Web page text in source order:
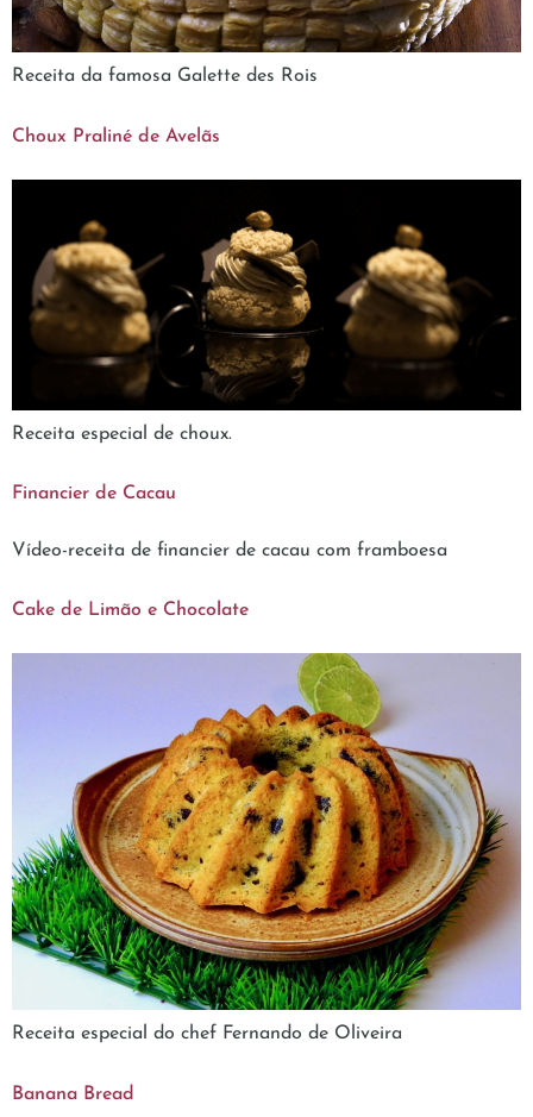
Receita da famosa Galette des Rois
Choux Praliné de Avelãs
Receita especial de choux.
Financier de Cacau
Vídeo-receita de financier de cacau com framboesa
Cake de Limão e Chocolate
Receita especial do chef Fernando de Oliveira
Banana Bread